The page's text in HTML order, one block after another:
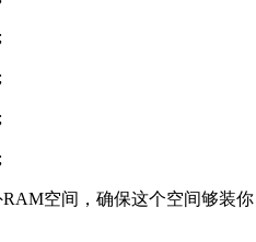
空间，确保这个空间够装你